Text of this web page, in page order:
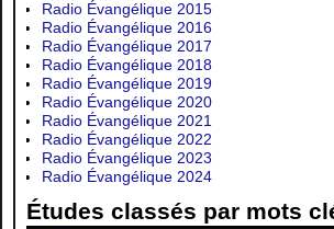
Radio Évangélique 2015
Radio Évangélique 2016
Radio Évangélique 2017
Radio Évangélique 2018
Radio Évangélique 2019
Radio Évangélique 2020
Radio Évangélique 2021
Radio Évangélique 2022
Radio Évangélique 2023
Radio Évangélique 2024
Études classés par mots